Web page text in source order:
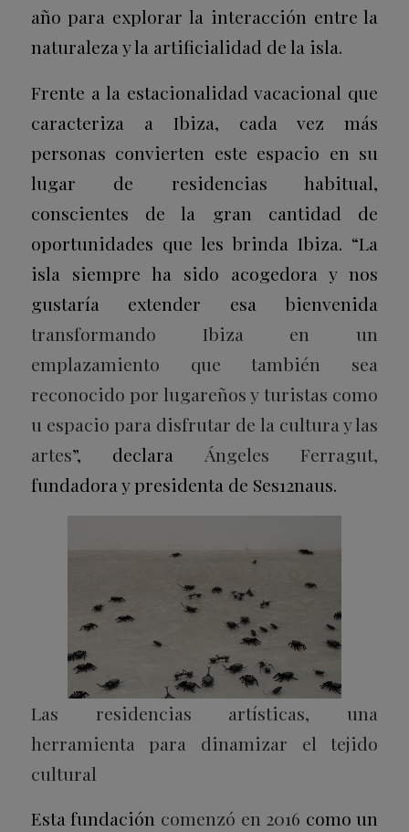
año para explorar la interacción entre la
naturaleza y la artificialidad de la isla.
Frente a la estacionalidad vacacional que
caracteriza a Ibiza, cada vez más
personas convierten este espacio en su
lugar de residencias habitual,
conscientes de la gran cantidad de
oportunidades que les brinda Ibiza. “La
isla siempre ha sido acogedora y nos
gustaría extender esa bienvenida
transformando Ibiza en un
emplazamiento que también sea
reconocido por lugareños y turistas como
u espacio para disfrutar de la cultura y las
artes”, declara Ángeles Ferragut,
fundadora y presidenta de Ses12naus.
Las residencias artísticas, una
herramienta para dinamizar el tejido
cultural
Esta fundación comenzó en 2016 como un